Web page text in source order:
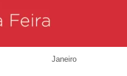
Janeiro